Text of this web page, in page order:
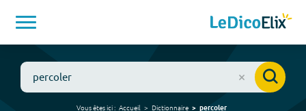
Vous êtes ici : Accueil Dictionnaire percoler